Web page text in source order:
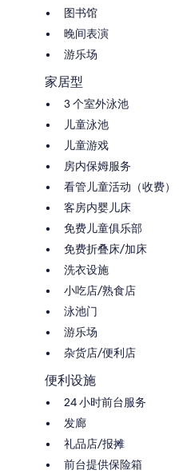
图书馆
晚间表演
游乐场
家居型
3 个室外泳池
儿童泳池
儿童游戏
房内保姆服务
看管儿童活动（收费）
客房内婴儿床
免费儿童俱乐部
免费折叠床/加床
洗衣设施
小吃店/熟食店
泳池门
游乐场
杂货店/便利店
便利设施
24 小时前台服务
发廊
礼品店/报摊
前台提供保险箱